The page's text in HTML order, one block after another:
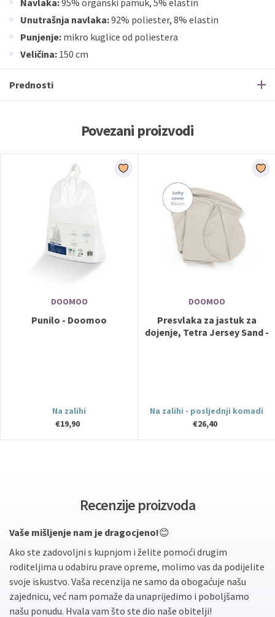
Navlaka:95% organski pamuk, 5% elastin
Unutrašnja navlaka:92% poliester, 8% elastin
Punjenje: mikro kuglice od poliestera
Veličina: 150 cm
Prednosti
Povezani proizvodi
DOOMOO
Punilo - Doomoo
Na zalihi
€19,90
DOOMOO
Presvlaka za jastuk za
dojenje, Tetra Jersey Sand -
Na zalihi - posljednji komadi
€26,40
Recenzije proizvoda
Vaše mišljenje nam je dragocjeno!😊
Ako ste zadovoljni s kupnjom i želite pomoći drugim
roditeljima u odabiru prave opreme, molimo vas da podijelite
svoje iskustvo. Vaša recenzija ne samo da obogaćuje našu
zajednicu, već nam pomaže da unaprijedimo i poboljšamo
našu ponudu. Hvala vam što ste dio naše obitelji!